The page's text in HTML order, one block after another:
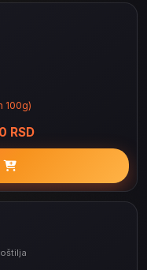
100g)
RSD